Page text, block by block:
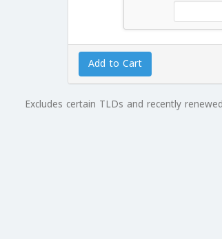
Add to Cart